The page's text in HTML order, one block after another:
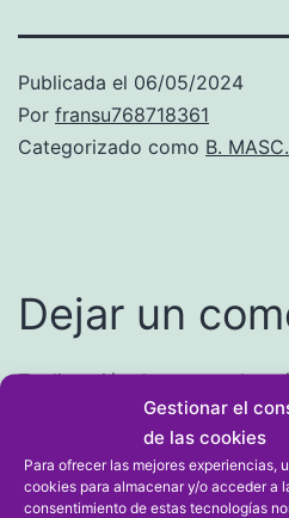
Gestionar el
de las cookies
Para ofrecer las mejores experiencias,
cookies para almacenar y/o acceder a
consentimiento de estas tecnologías
Publicada el 06/05/2024
Por fransu768718361
Categorizado como B.
Dejar un
Tu dirección de correo
Los campos obligatorios
Comentario*